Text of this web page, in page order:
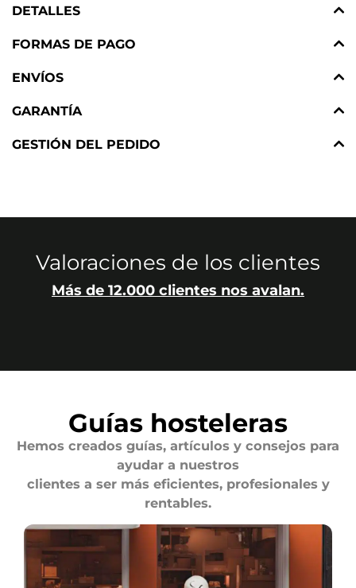
DETALLES
FORMAS DE PAGO
ENVÍOS
GARANTÍA
GESTIÓN DEL PEDIDO
Valoraciones de los clientes
Más de 12.000 clientes nos avalan.
Guías hosteleras
Hemos creados guías, artículos y consejos para
ayudar a nuestros
clientes a ser más eficientes, profesionales y
rentables.